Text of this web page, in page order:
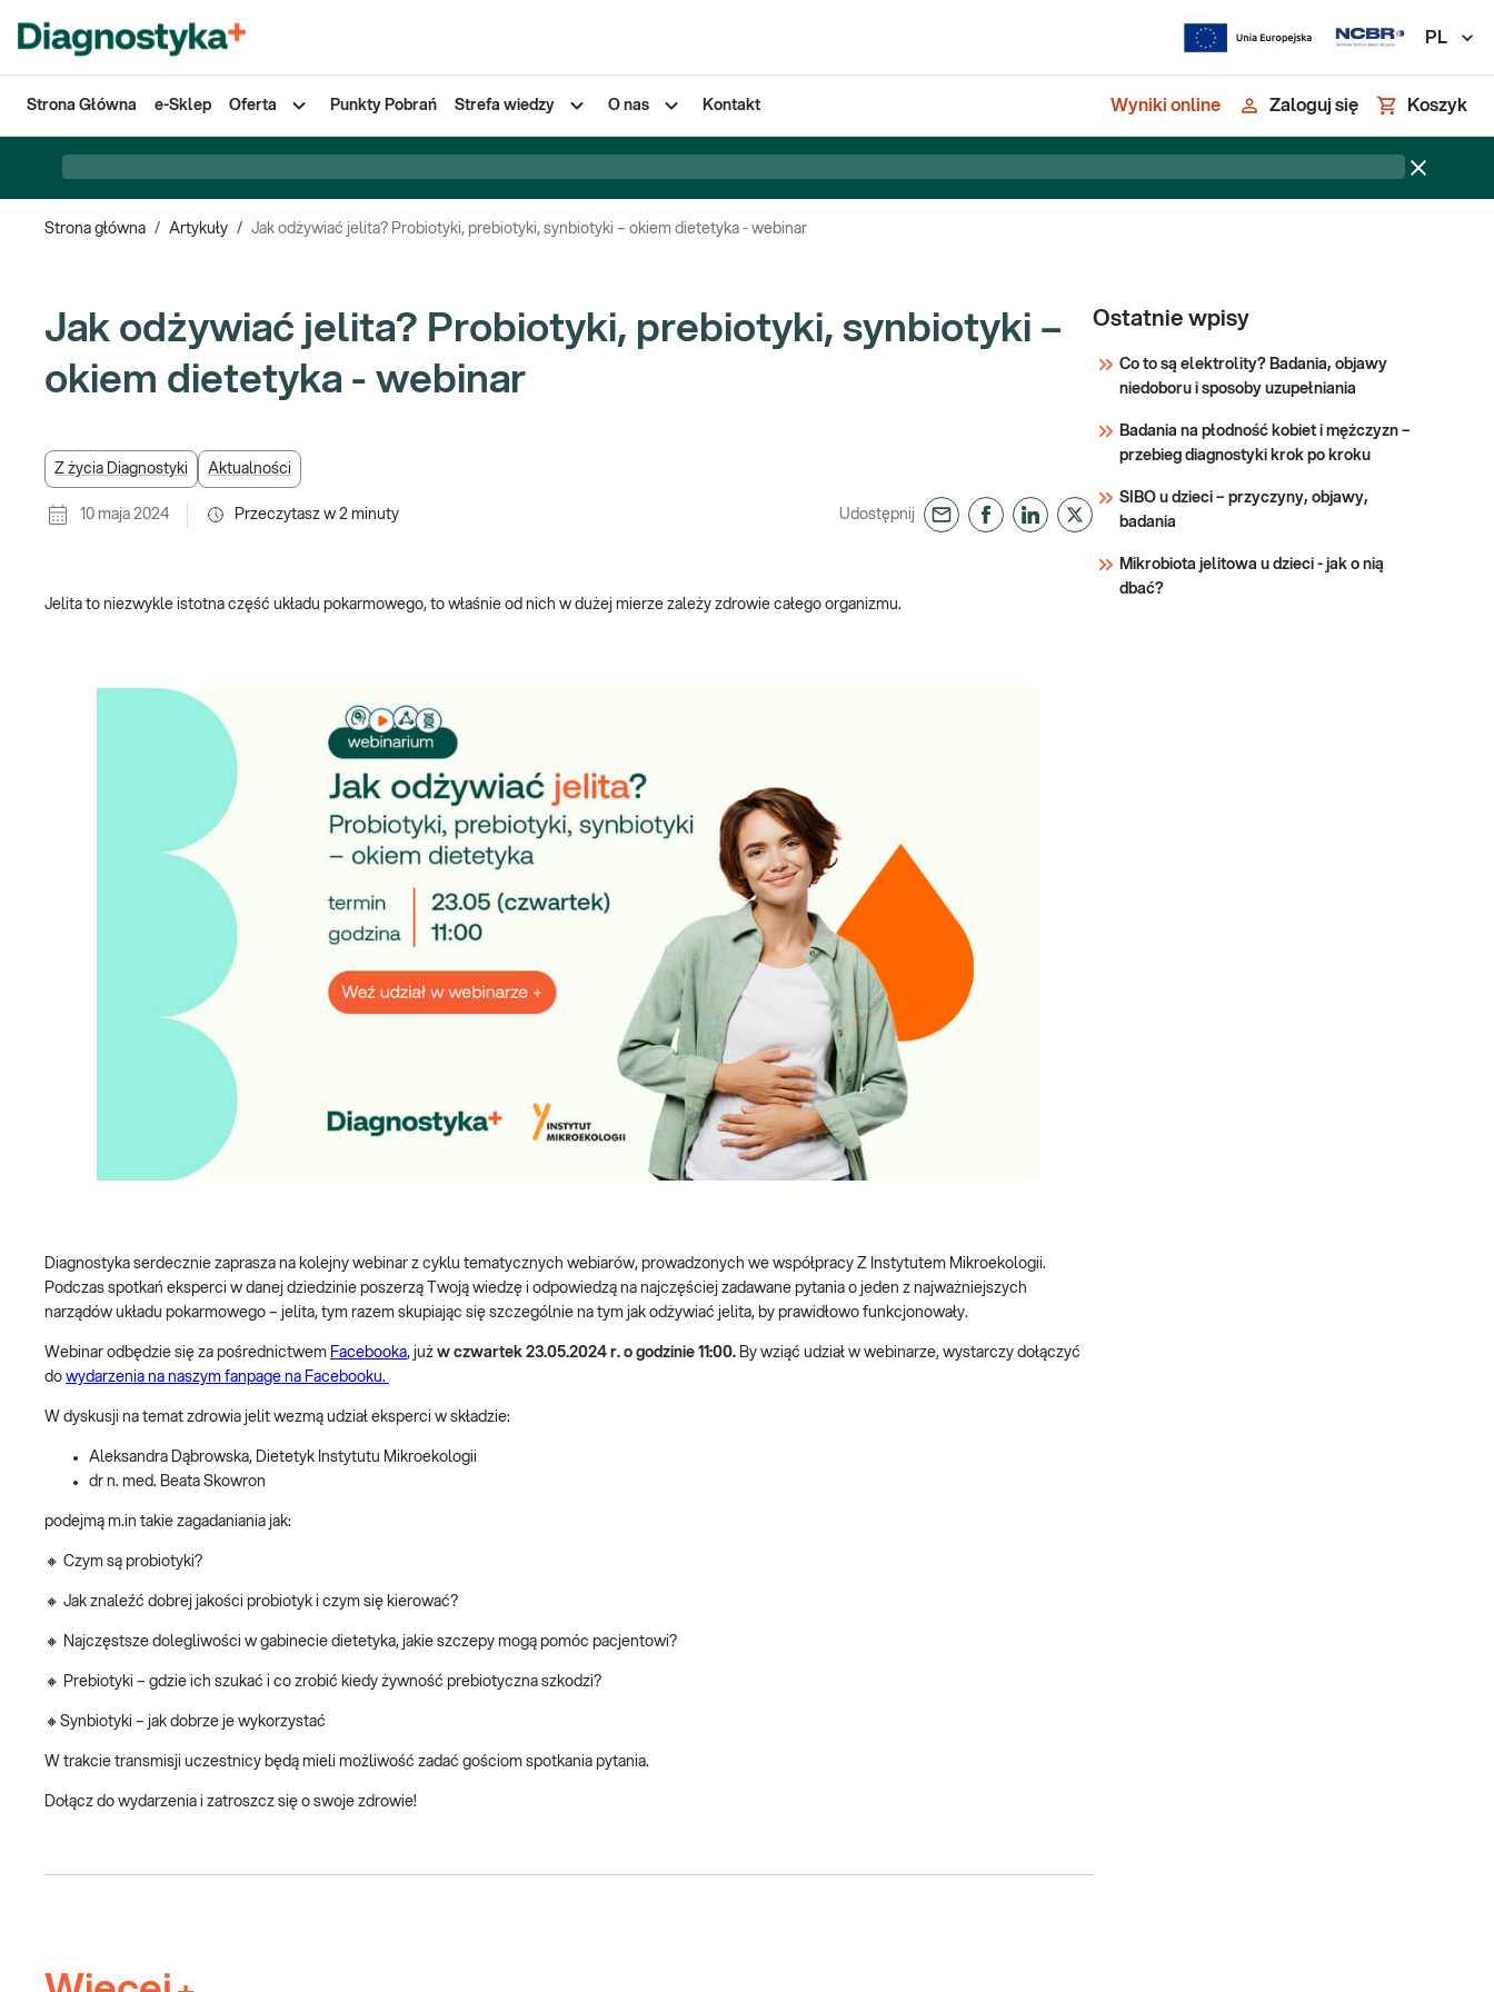
PL
Strona Główna e-Sklep Oferta Punkty Pobrań Strefa wiedzy O nas Kontakt Wyniki online Zaloguj się Koszyk
Strona główna / Artykuły / Jak odżywiać jelita? Probiotyki, prebiotyki, synbiotyki – okiem dietetyka - webinar
Jak odżywiać jelita? Probiotyki, prebiotyki, synbiotyki –
okiem dietetyka - webinar
Z życia Diagnostyki Aktualności
10 maja 2024 Przeczytasz w 2 minuty Udostępnij
Jelita to niezwykle istotna część układu pokarmowego, to właśnie od nich w dużej mierze zależy zdrowie całego organizmu.
Diagnostyka serdecznie zaprasza na kolejny webinar z cyklu tematycznych webiarów, prowadzonych we współpracy Z Instytutem Mikroekologii.
Podczas spotkań eksperci w danej dziedzinie poszerzą Twoją wiedzę i odpowiedzą na najczęściej zadawane pytania o jeden z najważniejszych
narządów układu pokarmowego – jelita, tym razem skupiając się szczególnie na tym jak odżywiać jelita, by prawidłowo funkcjonowały.
Webinar odbędzie się za pośrednictwem Facebooka, już w czwartek 23.05.2024 r. o godzinie 11:00. By wziąć udział w webinarze, wystarczy dołączyć
do wydarzenia na naszym fanpage na Facebooku.
W dyskusji na temat zdrowia jelit wezmą udział eksperci w składzie:
Aleksandra Dąbrowska, Dietetyk Instytutu Mikroekologii
dr n. med. Beata Skowron
podejmą m.in takie zagadaniania jak:
🔸 Czym są probiotyki?
🔸 Jak znaleźć dobrej jakości probiotyk i czym się kierować?
🔸 Najczęstsze dolegliwości w gabinecie dietetyka, jakie szczepy mogą pomóc pacjentowi?
🔸 Prebiotyki – gdzie ich szukać i co zrobić kiedy żywność prebiotyczna szkodzi?
🔸Synbiotyki – jak dobrze je wykorzystać
W trakcie transmisji uczestnicy będą mieli możliwość zadać gościom spotkania pytania.
Dołącz do wydarzenia i zatroszcz się o swoje zdrowie!
Ostatnie wpisy
Co to są elektrolity? Badania, objawy
niedoboru i sposoby uzupełniania
Badania na płodność kobiet i mężczyzn –
przebieg diagnostyki krok po kroku
SIBO u dzieci – przyczyny, objawy,
badania
Mikrobiota jelitowa u dzieci - jak o nią
dbać?